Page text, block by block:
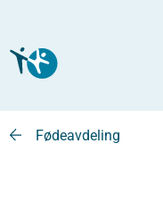
Fødeavdeling